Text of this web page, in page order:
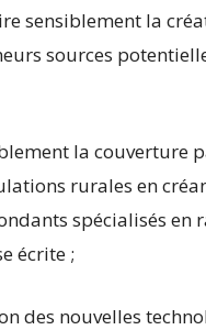
sensiblement la
sources
la couverture
rurales en
spécialisés en
écrite ;
des nouvelles